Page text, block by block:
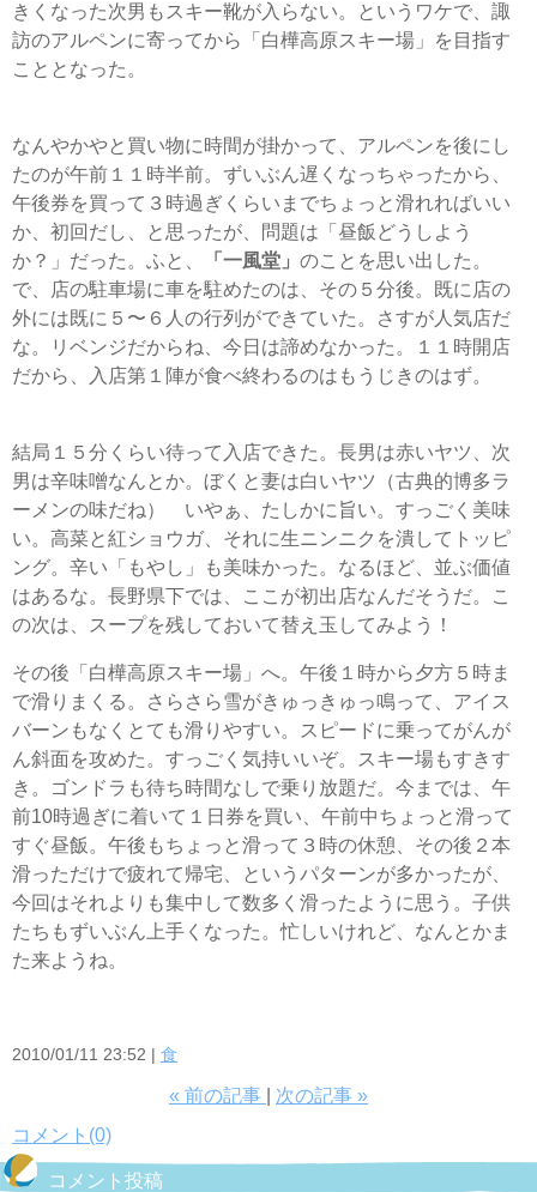
きくなった次男もスキー靴が入らない。というワケで、諏
訪のアルペンに寄ってから「白樺高原スキー場」を目指す
こととなった。
なんやかやと買い物に時間が掛かって、アルペンを後にし
たのが午前１１時半前。ずいぶん遅くなっちゃったから、
午後券を買って３時過ぎくらいまでちょっと滑れればいい
か、初回だし、と思ったが、問題は「昼飯どうしよう
か？」だった。ふと、
「一風堂」 のことを思い出した。
で、店の駐車場に車を駐めたのは、その５分後。既に店の
外には既に５〜６人の行列ができていた。さすが人気店だ
な。リベンジだからね、今日は諦めなかった。１１時開店
だから、入店第１陣が食べ終わるのはもうじきのはず。
結局１５分くらい待って入店できた。長男は赤いヤツ、次
男は辛味噌なんとか。ぼくと妻は白いヤツ（古典的博多ラ
ーメンの味だね） いやぁ、たしかに旨い。すっごく美味
い。高菜と紅ショウガ、それに生ニンニクを潰してトッピ
ング。辛い「もやし」も美味かった。なるほど、並ぶ価値
はあるな。長野県下では、ここが初出店なんだそうだ。こ
の次は、スープを残しておいて替え玉してみよう！
その後「白樺高原スキー場」へ。午後１時から夕方５時ま
で滑りまくる。さらさら雪がきゅっきゅっ鳴って、アイス
バーンもなくとても滑りやすい。スピードに乗ってがんが
ん斜面を攻めた。すっごく気持いいぞ。スキー場もすきす
き。ゴンドラも待ち時間なしで乗り放題だ。今までは、午
前10時過ぎに着いて１日券を買い、午前中ちょっと滑って
すぐ昼飯。午後もちょっと滑って３時の休憩、その後２本
滑っただけで疲れて帰宅、というパターンが多かったが、
今回はそれよりも集中して数多く滑ったように思う。子供
たちもずいぶん上手くなった。忙しいけれど、なんとかま
た来ようね。
2010/01/11 23:52 食
« 前の記事 次の記事 »
コメント(0)
コメント投稿